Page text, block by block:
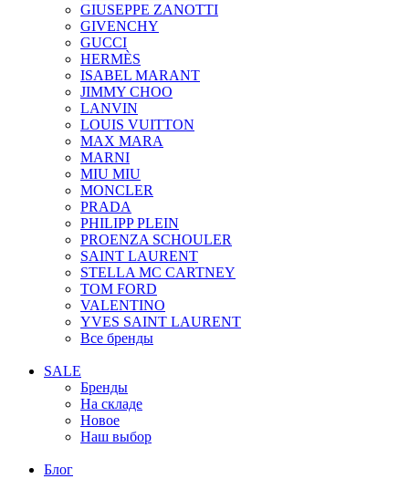
GIUSEPPE ZANOTTI
GIVENCHY
GUCCI
HERMÈS
ISABEL MARANT
JIMMY CHOO
LANVIN
LOUIS VUITTON
MAX MARA
MARNI
MIU MIU
MONCLER
PRADA
PHILIPP PLEIN
PROENZA SCHOULER
SAINT LAURENT
STELLA MC CARTNEY
TOM FORD
VALENTINO
YVES SAINT LAURENT
Все бренды
SALE
Бренды
На складе
Новое
Наш выбор
Блог